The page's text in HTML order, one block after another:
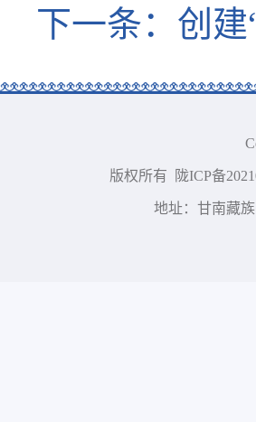
下一条： 创
版权所有 陇ICP备
地址：甘南藏